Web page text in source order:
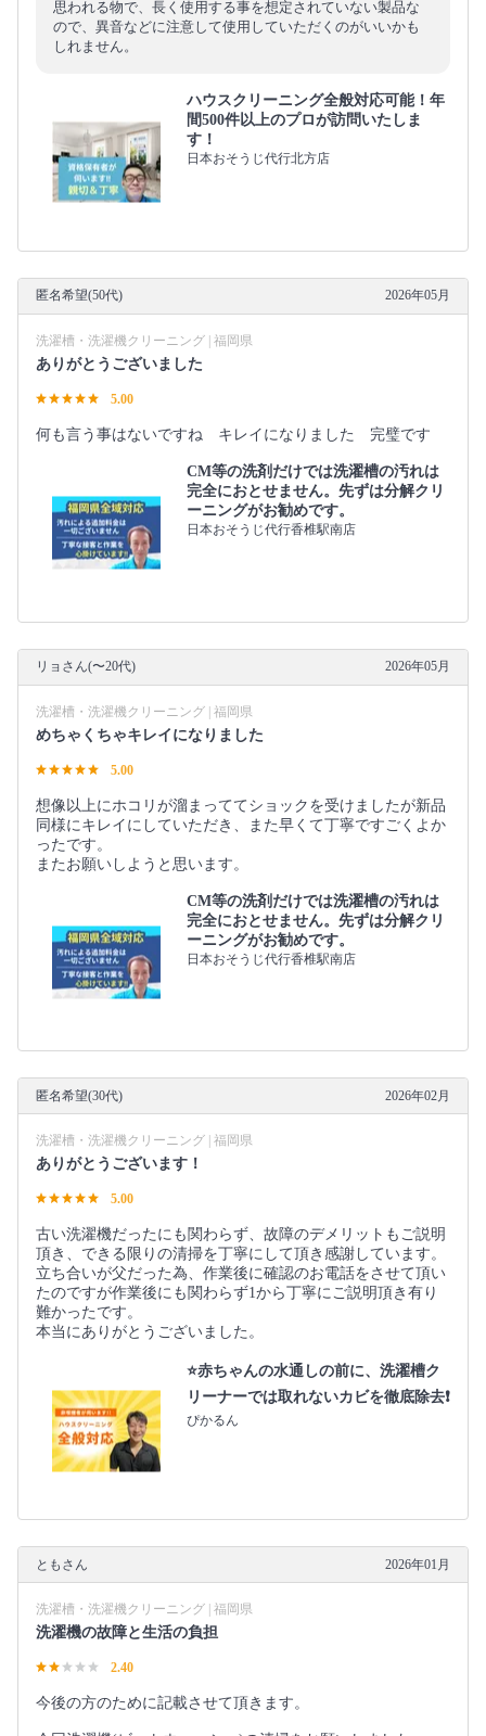
思われる物で、長く使用する事を想定されていない製品な
ので、異音などに注意して使用していただくのがいいかも
しれません。
ハウスクリーニング全般対応可能！年
間500件以上のプロが訪問いたしま
す！
日本おそうじ代行北方店
匿名希望(50代) 2026年05月
洗濯槽・洗濯機クリーニング | 福岡県
ありがとうございました
5.00
何も言う事はないですね キレイになりました 完璧です
CM等の洗剤だけでは洗濯槽の汚れは
完全におとせません。先ずは分解クリ
ーニングがお勧めです。
日本おそうじ代行香椎駅南店
リョさん(〜20代) 2026年05月
洗濯槽・洗濯機クリーニング | 福岡県
めちゃくちゃキレイになりました
5.00
想像以上にホコリが溜まっててショックを受けましたが新品
同様にキレイにしていただき、また早くて丁寧ですごくよか
ったです。
またお願いしようと思います。
CM等の洗剤だけでは洗濯槽の汚れは
完全におとせません。先ずは分解クリ
ーニングがお勧めです。
日本おそうじ代行香椎駅南店
匿名希望(30代) 2026年02月
洗濯槽・洗濯機クリーニング | 福岡県
ありがとうございます！
5.00
古い洗濯機だったにも関わらず、故障のデメリットもご説明
頂き、できる限りの清掃を丁寧にして頂き感謝しています。
立ち合いが父だった為、作業後に確認のお電話をさせて頂い
たのですが作業後にも関わらず1から丁寧にご説明頂き有り
難かったです。
本当にありがとうございました。
⭐️赤ちゃんの水通しの前に、洗濯槽ク
リーナーでは取れないカビを徹底除去❗️
ぴかるん
ともさん 2026年01月
洗濯槽・洗濯機クリーニング | 福岡県
洗濯機の故障と生活の負担
2.40
今後の方のために記載させて頂きます。